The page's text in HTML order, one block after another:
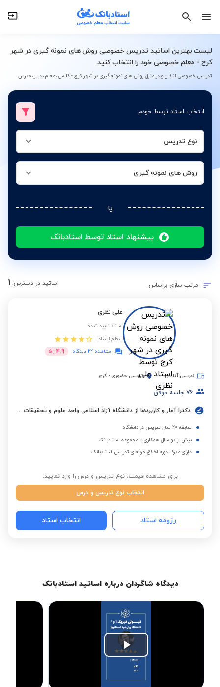
لیست بهترین اساتید تدریس خصوصی روش های نمونه گیری در شهر
کرج - معلم خصوصی خود را انتخاب کنید.
تدریس خصوصی آنلاین و در منزل روش های نمونه گیری در شهر کرج - کلاس، معلم، دبیر، مدرس
انتخاب استاد توسط خودم:
نوع تدریس
روش های نمونه گیری
یا
پیشنهاد استاد توسط استادبانک
روش های نمونه گیری
مرتب سازی براساس اساتید در دسترس: 1
علی نظری
استاد تایید شده
سطح استاد:
مشاهده 22 دیدگاه
4.9 از 5
تدریس آنلاین تدریس حضوری - کرج
76 جلسه موفق
دکترا آمار و کاربردها از دانشگاه آزاد اسلامی واحد علوم و تحقیقات تهران
سابقه 20 سال تدریس در دانشگاه
بیش از دو سال همکاری با مجموعه استادبانک
دارای مدرک دوره اخلاق حرفه‌ای تدریس استادبانک
برای مشاهده قیمت، نوع تدریس و درس را وارد نمایید:
انتخاب نوع تدریس و درس
رزومه استاد انتخاب استاد
دیدگاه شاگردان درباره اساتید استادبانک
Play
Video